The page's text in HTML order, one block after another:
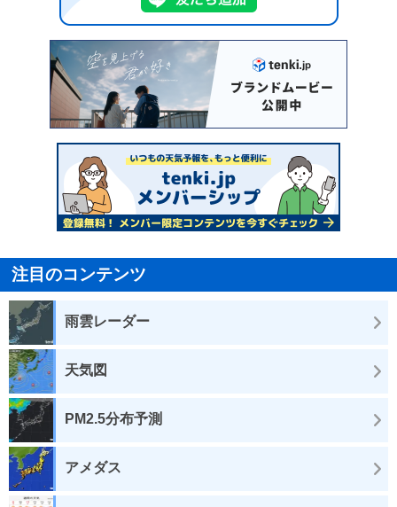
注目のコンテンツ
雨雲レーダー
天気図
PM2.5分布予測
アメダス